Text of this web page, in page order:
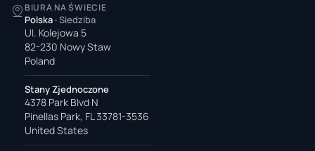
BIURA NA ŚWIECIE
Polska ·Siedziba
Ul. Kolejowa 5
82-230 Nowy Staw
Poland
Stany Zjednoczone
4378 Park Blvd N
Pinellas Park, FL 33781-3536
United States